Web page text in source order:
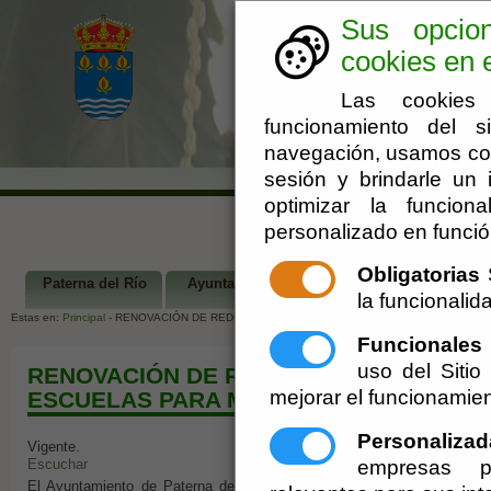
Sus
cookies en
Las
funcionamiento del
navegación, usamos
sesión y brindarle un
optimizar la
personalizado en
Obligatorias
la
Funcionales
uso del Sitio
mejorar el
empresas
Paterna del Río Ayuntamiento Turismo
Estas en: Principal - RENOVACIÓN DE REDES DE ABASTECIMIENTO Y SANEAMIENTO
RENOVACIÓN DE REDES DE
ESCUELAS PARA MEJORAR EL
Vigente.
Escuchar
El Ayuntamiento de Paterna del Río ha recibido una ayuda por